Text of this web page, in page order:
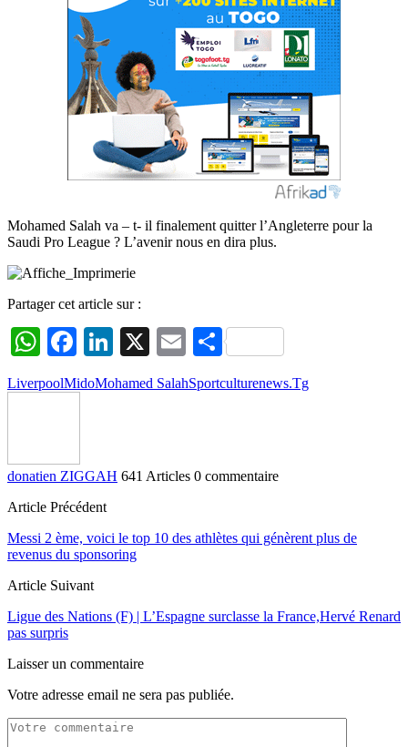
Mohamed Salah va – t- il finalement quitter l’Angleterre pour la
Saudi Pro League ? L’avenir nous en dira plus.
Partager cet article sur :
WhatsApp
Facebook
LinkedIn
X EmailPartager
LiverpoolMidoMohamed SalahSportculturenews.Tg
donatien ZIGGAH 641 Articles 0 commentaire
Article Précédent
Messi 2 ème, voici le top 10 des athlètes qui génèrent plus de
revenus du sponsoring
Article Suivant
Ligue des Nations (F) | L’Espagne surclasse la France,Hervé Renard
pas surpris
Laisser un commentaire
Votre adresse email ne sera pas publiée.